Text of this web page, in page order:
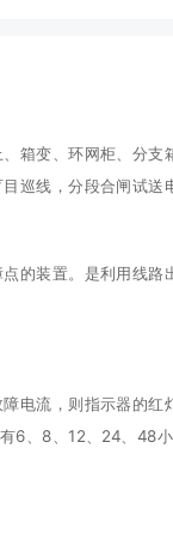
箱变、环网柜、分
巡线，分段合闸试
的装置。是利用线路
电流，则指示器的
6、8、12、24、48小